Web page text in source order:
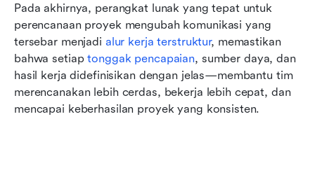
Pada akhirnya, perangkat lunak yang tepat untuk
perencanaan proyek mengubah komunikasi yang
tersebar menjadi alur kerja terstruktur, memastikan
bahwa setiap tonggak pencapaian, sumber daya, dan
hasil kerja didefinisikan dengan jelas—membantu tim
merencanakan lebih cerdas, bekerja lebih cepat, dan
mencapai keberhasilan proyek yang konsisten.